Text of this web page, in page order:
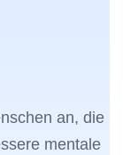
an, die
mentale